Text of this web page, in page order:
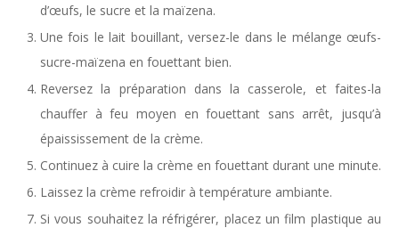
d’œufs, le sucre et la maïzena.
Une fois le lait bouillant, versez-le dans le mélange œufs-
sucre-maïzena en fouettant bien.
Reversez la préparation dans la casserole, et faites-la
chauffer à feu moyen en fouettant sans arrêt, jusqu’à
épaississement de la crème.
Continuez à cuire la crème en fouettant durant une minute.
Laissez la crème refroidir à température ambiante.
Si vous souhaitez la réfrigérer, placez un film plastique au